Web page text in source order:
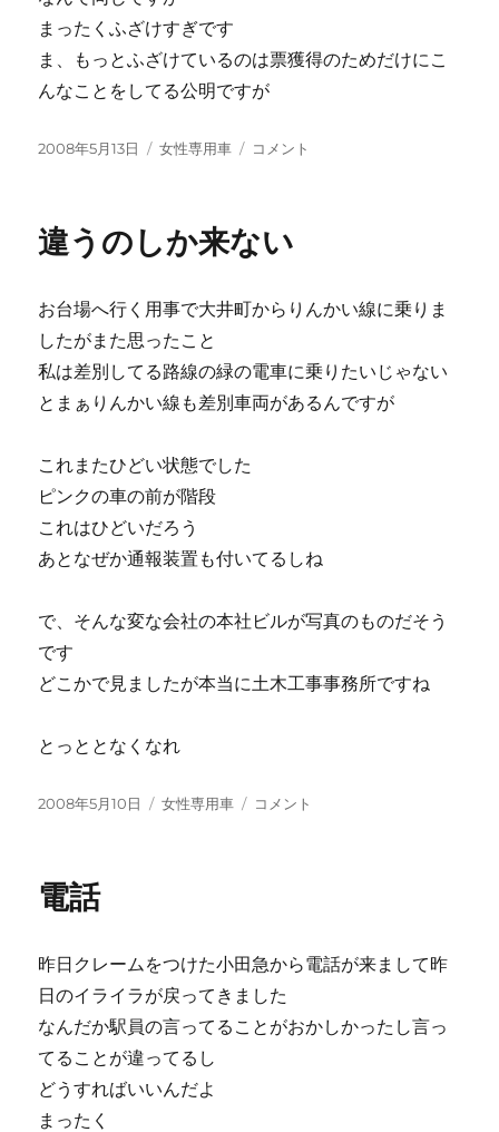
まったくふざけすぎです
ま、もっとふざけているのは票獲得のためだけにこ
んなことをしてる公明ですが
投
2008年5月13日
カ
ー
女性専用車
ピ
コメント
違うのしか来ない
お台場へ行く用事で大井町からりんかい線に乗りま
したがまた思ったこと
私は差別してる路線の緑の電車に乗りたいじゃない
とまぁりんかい線も差別車両があるんですが
これまたひどい状態でした
ピンクの車の前が階段
これはひどいだろう
あとなぜか通報装置も付いてるしね
で、そんな変な会社の本社ビルが写真のものだそう
です
どこかで見ましたが本当に土木工事事務所ですね
とっととなくなれ
投
2008年5月10日
カ
女性専用車
違
い
に
コメント
電話
昨日クレームをつけた小田急から電話が来まして昨
日のイライラが戻ってきました
なんだか駅員の言ってることがおかしかったし言っ
てることが違ってるし
どうすればいいんだよ
まったく